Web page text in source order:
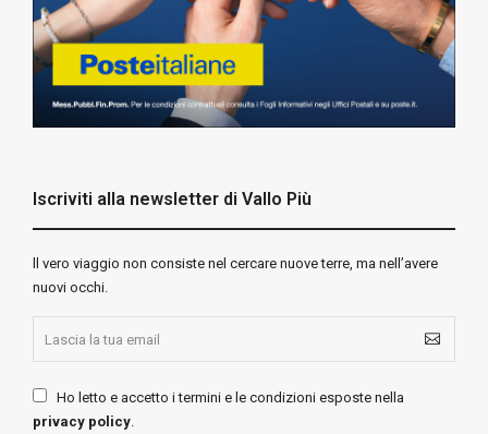
Iscriviti alla newsletter di Vallo Più
ll vero viaggio non consiste nel cercare nuove terre, ma nell’avere
nuovi occhi.
Ho letto e accetto i termini e le condizioni esposte nella
privacy policy.